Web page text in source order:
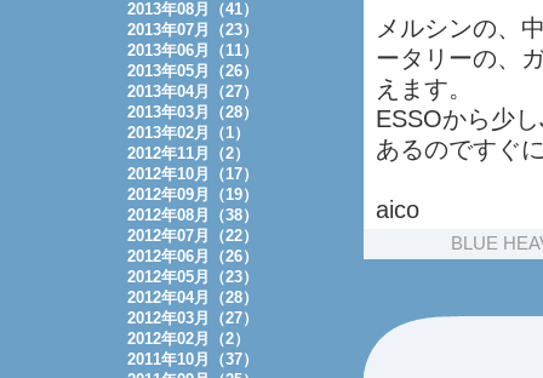
メルシンの、
ータリーの、
えます。
ESSOから少
あるのですぐ
aico
BLUE
2013年08月（41）
2013年07月（23）
2013年06月（11）
2013年05月（26）
2013年04月（27）
2013年03月（28）
2013年02月（1）
2012年11月（2）
2012年10月（17）
2012年09月（19）
2012年08月（38）
2012年07月（22）
2012年06月（26）
2012年05月（23）
2012年04月（28）
2012年03月（27）
2012年02月（2）
2011年10月（37）